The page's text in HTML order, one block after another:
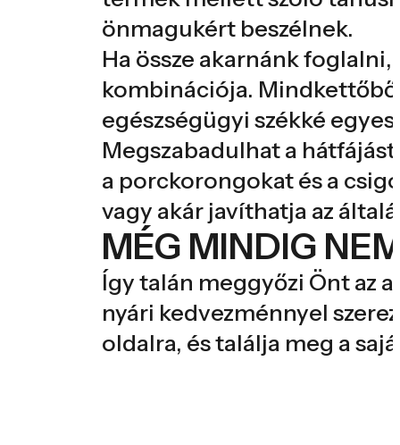
önmagukért beszélnek.
Ha össze akarnánk
kombinációja.
egészségügyi székké
Megszabadulhat a
a porckorongokat és a
vagy akár javíthatja az
MÉG MINDIG
Így talán meggyőzi Önt az
nyári kedvezménnyel
oldalra, és találja meg a